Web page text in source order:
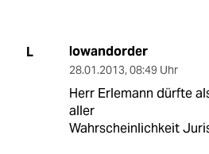
L lowandorder
28.01.2013, 08:49 Uhr
Herr Erlemann dürfte
aller
Wahrscheinlichkeit